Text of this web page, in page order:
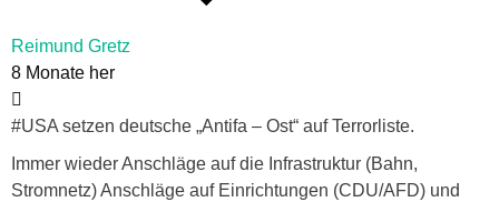
Reimund Gretz
8 Monate her
#USA setzen deutsche „Antifa – Ost“ auf Terrorliste.
Immer wieder Anschläge auf die Infrastruktur (Bahn,
Stromnetz) Anschläge auf Einrichtungen (CDU/AFD) und